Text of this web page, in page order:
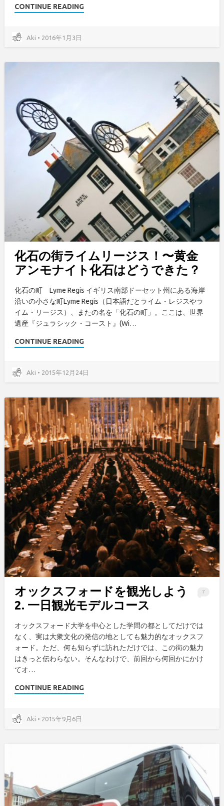
CONTINUE READING
Aki • 2016年1月3日
化石の街ライムリージス！〜黄金
アンモナイト化石はどうできた？
化石の町 Lyme Regis イギリス南部ドーセット州にある海岸
沿いの小さな町Lyme Regis（日本語だとライム・レジスやラ
イム・リージス）、またの名を「化石の町」。ここは、世界
遺産『ジュラシック・コースト』(Wi…
CONTINUE READING
Aki • 2015年12月24日
7
オックスフォードを観光しよう
2. 一日観光モデルコース
オックスフォード大学を中心とした学問の都としてだけでは
なく、実は大衆文化の発信の地としても魅力的なオックスフ
ォード。ただ、何も知らずに訪れただけでは、この街の魅力
はきっと伝わらない。そんなわけで、前回から何回かにかけ
てオ…
CONTINUE READING
Aki • 2015年9月6日